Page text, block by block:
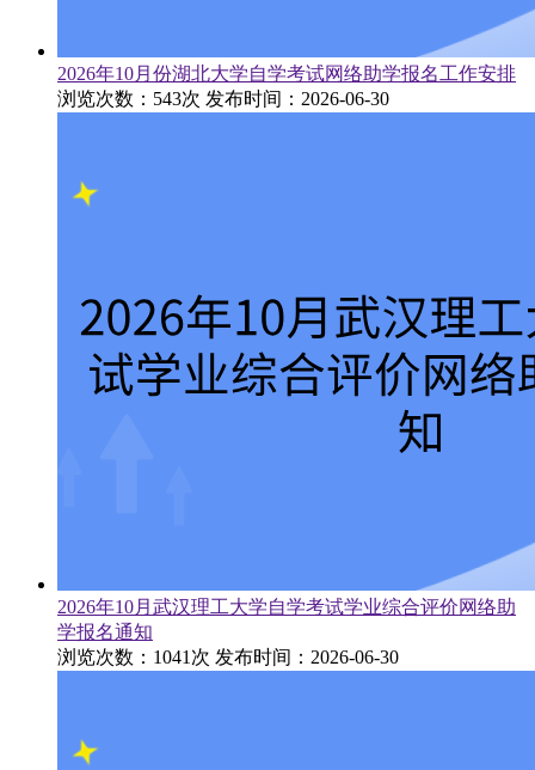
2026年10月份湖北大学自学考试网络助学报名工作安排
浏览次数：543次 发布时间：2026-06-30
2026年10月武汉理工大学自学考试学业综合评价网络助
学报名通知
浏览次数：1041次 发布时间：2026-06-30